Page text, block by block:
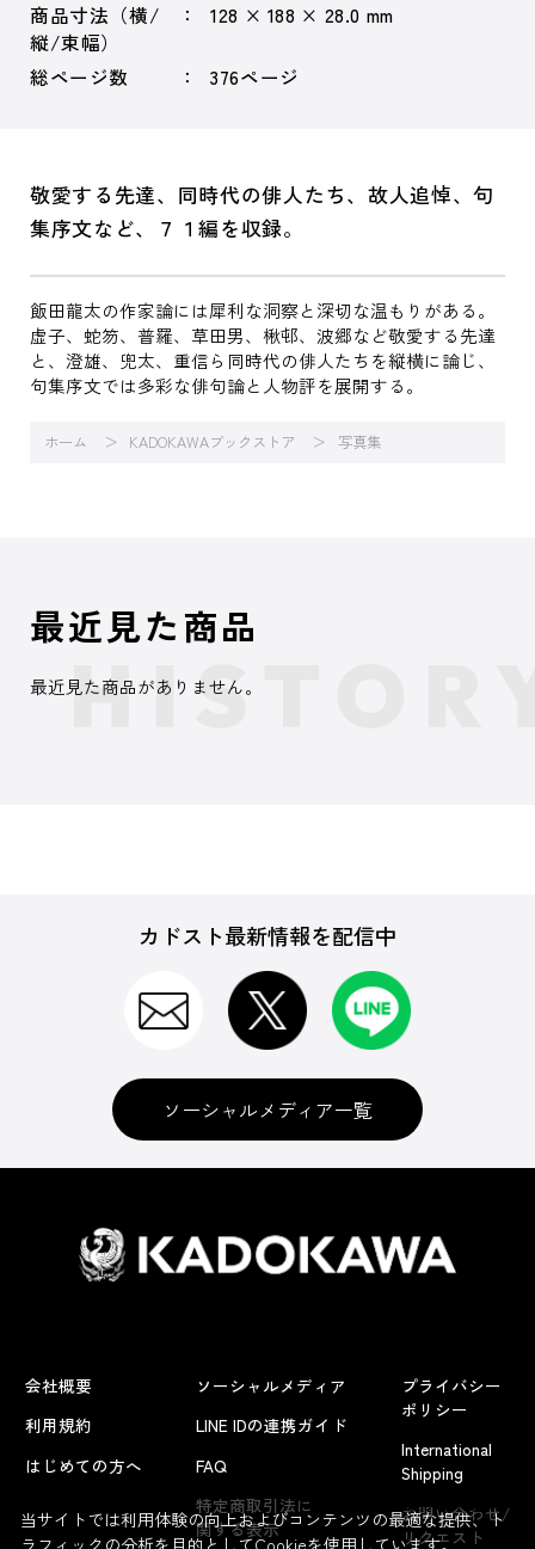
商品寸法（横/
縦/束幅）
128 × 188 × 28.0 mm
総ページ数 376ページ
敬愛する先達、同時代の俳人たち、故人追悼、句
集序文など、７１編を収録。
飯田龍太の作家論には犀利な洞察と深切な温もりがある。
虚子、蛇笏、普羅、草田男、楸邨、波郷など敬愛する先達
と、澄雄、兜太、重信ら同時代の俳人たちを縦横に論じ、
句集序文では多彩な俳句論と人物評を展開する。
ホーム KADOKAWAブックストア 写真集
よくあるお問い合わせ
最近見た商品
最近見た商品がありません。
カドスト最新情報を配信中
ソーシャルメディア一覧
会社概要
利用規約
はじめての方へ
ソーシャルメディア
LINE IDの連携ガイド
FAQ
特定商取引法に
関する表示
プライバシー
ポリシー
International
Shipping
お問い合わせ/
リクエスト
当サイトでは利用体験の向上およびコンテンツの最適な提供、ト